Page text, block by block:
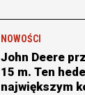
NOWOŚCI
John Deere
15 m. Ten
największym